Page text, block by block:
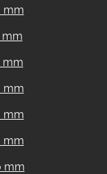
mm
mm
mm
mm
mm
mm
mm